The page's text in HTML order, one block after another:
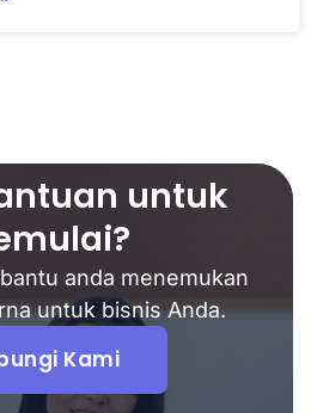
untuk
anda menemukan
untuk bisnis Anda.
Kami